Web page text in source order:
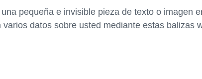
pequeña e invisible pieza de texto o imagen
datos sobre usted mediante estas balizas